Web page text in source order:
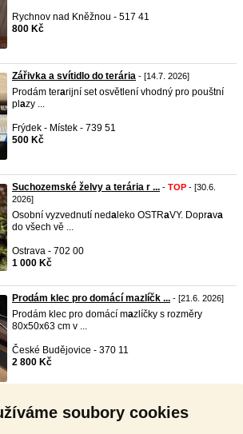
soubory cookies
Rychnov nad Kněžnou - 517 41
800 Kč
Zářivka a svítidlo do terária - [14.7. 2026]
Prodám terarijní set osvětlení vhodný pro pouštní
pl azy ...
Frýdek - Místek - 739 51
500 Kč
Suchozemské želvy a terária r ... - TOP - [30.6.
2026]
Osobní vyzvednutí neda leko OSTRaVY. Doprava
do všech vě ...
Ostrava - 702 00
1 000 Kč
Prodám klec pro domácí mazlíčk ... - [21.6. 2026]
Prodám klec pro domácí mazlíčky s rozměry
80x50x63 cm v ...
České Budějovice - 370 11
2 800 Kč
Sortiment pro želvy- [11.6. 2026]